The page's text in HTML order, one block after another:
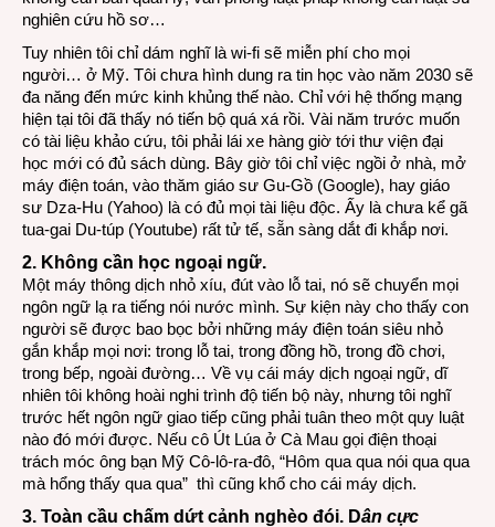
nghiên cứu hồ sơ…
Tuy nhiên tôi chỉ dám nghĩ là wi-fi sẽ miễn phí cho mọi
người… ở Mỹ. Tôi chưa hình dung ra tin học vào năm 2030 sẽ
đa năng đến mức kinh khủng thế nào. Chỉ với hệ thống mạng
hiện tại tôi đã thấy nó tiến bộ quá xá rồi. Vài năm trước muốn
có tài liệu khảo cứu, tôi phải lái xe hàng giờ tới thư viện đại
học mới có đủ sách dùng. Bây giờ tôi chỉ việc ngồi ở nhà, mở
máy điện toán, vào thăm giáo sư Gu-Gồ (Google), hay giáo
sư Dza-Hu (Yahoo) là có đủ mọi tài liệu độc. Ấy là chưa kể gã
tua-gai Du-túp (Youtube) rất tử tế, sẵn sàng dắt đi khắp nơi.
2. Không cần học ngoại ngữ.
Một máy thông dịch nhỏ xíu, đút vào lỗ tai, nó sẽ chuyển mọi
ngôn ngữ lạ ra tiếng nói nước mình. Sự kiện này cho thấy con
người sẽ được bao bọc bởi những máy điện toán siêu nhỏ
gắn khắp mọi nơi: trong lỗ tai, trong đồng hồ, trong đồ chơi,
trong bếp, ngoài đường… Về vụ cái máy dịch ngoại ngữ, dĩ
nhiên tôi không hoài nghi trình độ tiến bộ này, nhưng tôi nghĩ
trước hết ngôn ngữ giao tiếp cũng phải tuân theo một quy luật
nào đó mới được. Nếu cô Út Lúa ở Cà Mau gọi điện thoại
trách móc ông bạn Mỹ Cô-lô-ra-đô, “Hôm qua qua nói qua qua
mà hổng thấy qua qua” thì cũng khổ cho cái máy dịch.
3. Toàn cầu chấm dứt cảnh nghèo đói. Dân cực